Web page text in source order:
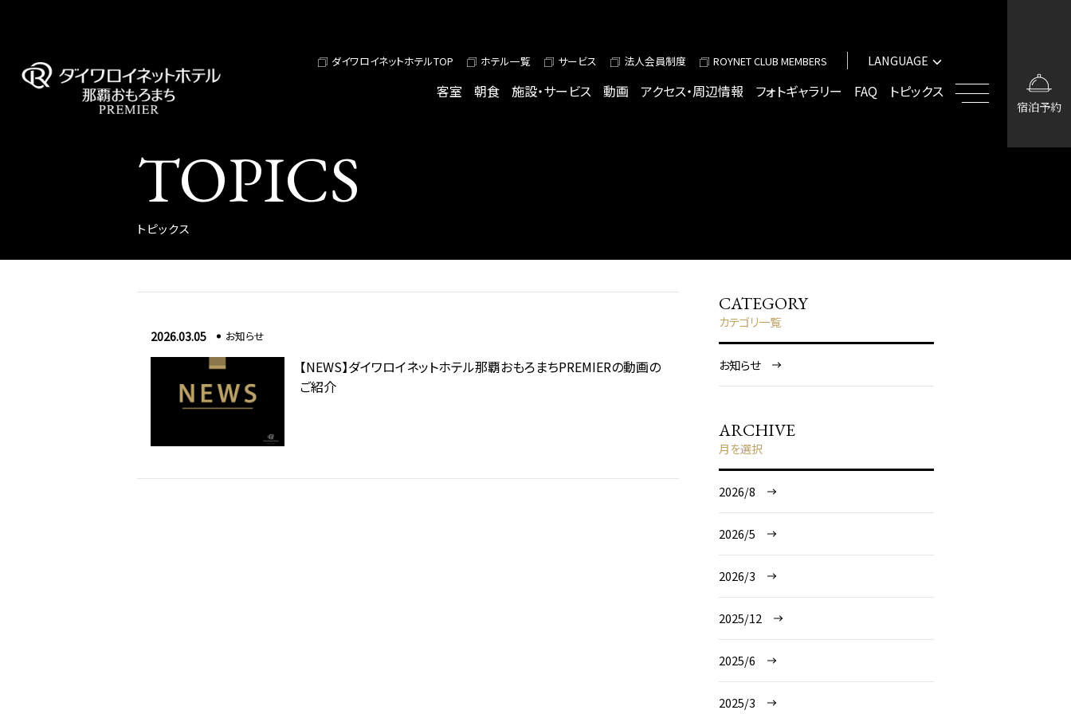
ダイワロイネットホテルTOP ホテル一覧 サービス 法人会員制度 ROYNET CLUB MEMBERS
LANGUAGE
English
客室 朝食 施設・サービス 動画 アクセス・周辺情報 フォトギャラリー FAQ トピックス
TOPICS
トピックス
2026.03.05 お知らせ
【NEWS】ダイワロイネットホテル那覇おもろまちPREMIERの動画の
ご紹介
CATEGORY
カテゴリ一覧
お知らせ
ARCHIVE
月を選択
2026/8
2026/5
2026/3
2025/12
2025/6
2025/3
한국어
宿泊予約